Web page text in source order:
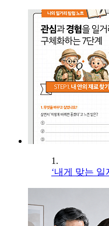
1.
‘내게 맞는